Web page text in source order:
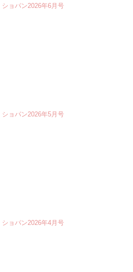
ショパン2026年6月号
ショパン2026年5月号
ショパン2026年4月号